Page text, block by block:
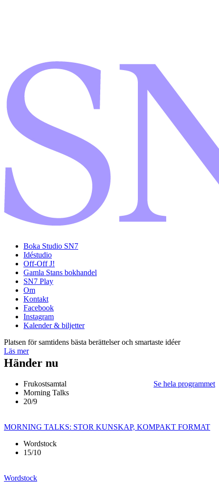
Boka Studio SN7
Idéstudio
Off-Off J!
Gamla Stans bokhandel
SN7 Play
Om
Kontakt
Facebook
Instagram
Kalender & biljetter
Platsen för samtidens bästa berättelser och smartaste idéer
Läs mer
Händer nu
Se hela programmet
Frukostsamtal
Morning Talks
20/9
MORNING TALKS: STOR KUNSKAP, KOMPAKT FORMAT
Wordstock
15/10
Wordstock